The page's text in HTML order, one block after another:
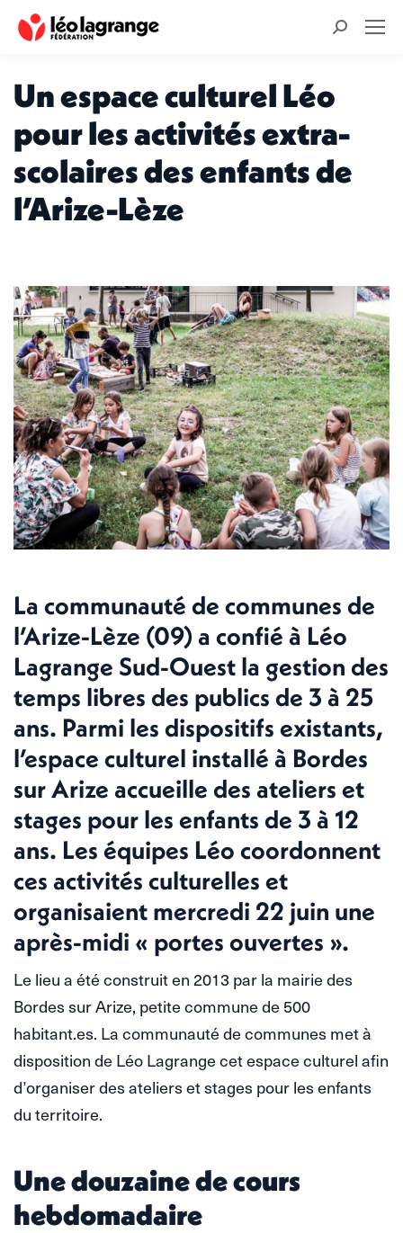
Recherche
Un espace culturel Léo
pour les activités extra-
scolaires des enfants de
l’Arize-Lèze
La communauté de communes de
l’Arize-Lèze (09) a confié à Léo
Lagrange Sud-Ouest la gestion des
temps libres des publics de 3 à 25
ans. Parmi les dispositifs existants,
l’espace culturel installé à Bordes
sur Arize accueille des ateliers et
stages pour les enfants de 3 à 12
ans. Les équipes Léo coordonnent
ces activités culturelles et
organisaient mercredi 22 juin une
après-midi « portes ouvertes ».
Le lieu a été construit en 2013 par la mairie des
Bordes sur Arize, petite commune de 500
habitant.es. La communauté de communes met à
disposition de Léo Lagrange cet espace culturel afin
d’organiser des ateliers et stages pour les enfants
du territoire.
Une douzaine de cours
hebdomadaire